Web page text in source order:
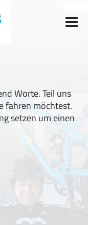
Worte. Teil uns
fahren möchtest.
setzen um einen